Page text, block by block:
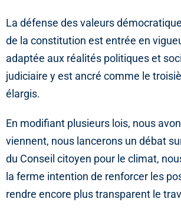
La défense des valeurs
de la constitution est entrée en
adaptée aux réalités politiques et
judiciaire y est ancré comme le
élargis.
En modifiant plusieurs lois, nous
viennent, nous lancerons un débat
du Conseil citoyen pour le climat,
la ferme intention de renforcer les
rendre encore plus transparent le